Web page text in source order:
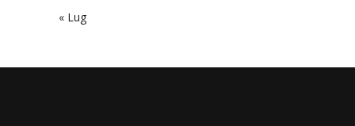
« Lug